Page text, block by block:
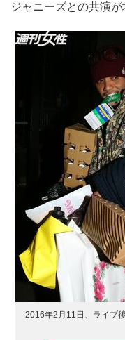
ジャニーズとの共演が
2016年2月11日、ライブ